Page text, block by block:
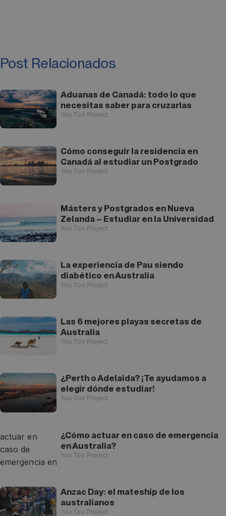
Post Relacionados
Aduanas de Canadá: todo lo que
necesitas saber para cruzarlas
You Too Project
Cómo conseguir la residencia en
Canadá al estudiar un Postgrado
You Too Project
Másters y Postgrados en Nueva
Zelanda – Estudiar en la Universidad
You Too Project
La experiencia de Pau siendo
diabético en Australia
You Too Project
Las 6 mejores playas secretas de
Australia
You Too Project
¿Perth o Adelaida? ¡Te ayudamos a
elegir dónde estudiar!
You Too Project
¿Cómo actuar en caso de emergencia
en Australia?
You Too Project
Anzac Day: el mateship de los
australianos
You Too Project